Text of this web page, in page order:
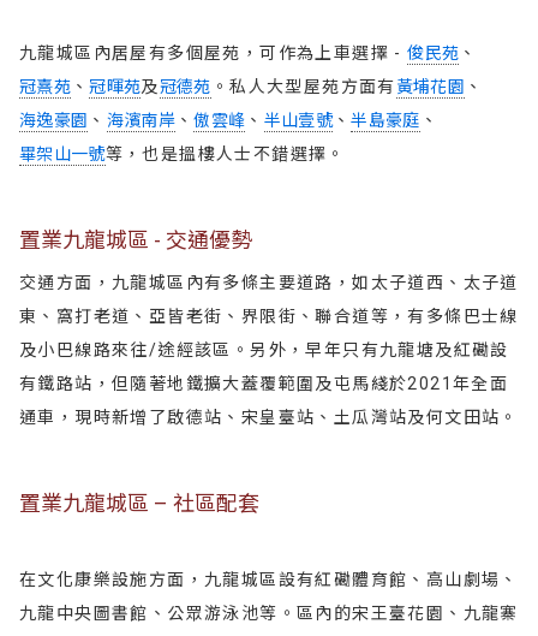
九龍城區內居屋有多個屋苑，可作為上車選擇 -俊民苑 、
冠熹苑、冠暉苑及冠德苑 。私人大型屋苑方面有黃埔花園 、
海逸豪園 、 海濱南岸、傲雲峰 、 半山壹號、半島豪庭 、
畢架山一號等，也是搵樓人士不錯選擇。
置業九龍城區 - 交通優勢
交通方面，九龍城區內有多條主要道路，如太子道西、太子道
東、窩打老道、亞皆老街、界限街、聯合道等，有多條巴士線
及小巴線路來往/途經該區。另外，早年只有九龍塘及紅磡設
有鐵路站，但隨著地鐵擴大蓋覆範圍及屯馬綫於2021年全面
通車，現時新增了啟德站、宋皇臺站、土瓜灣站及何文田站。
置業九龍城區 – 社區配套
在文化康樂設施方面，九龍城區設有紅磡體育館、高山劇場、
九龍中央圖書館、公眾游泳池等。區內的宋王臺花園、九龍寨